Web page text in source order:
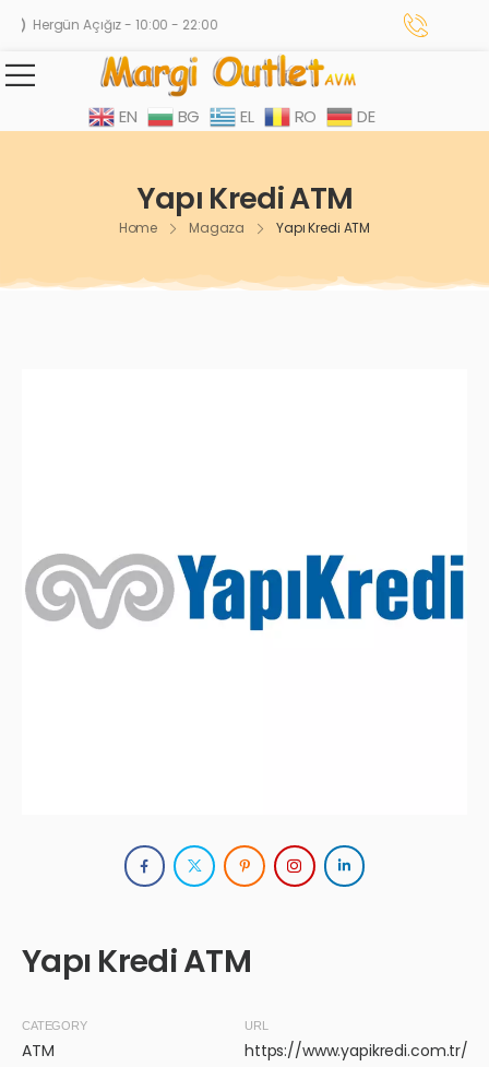
Hergün Açığız - 10:00 - 22:00
EN BG EL RO DE
Yapı Kredi ATM
Home Magaza Yapı Kredi ATM
Yapı Kredi ATM
CATEGORY
ATM
URL
https://www.yapikredi.com.tr/